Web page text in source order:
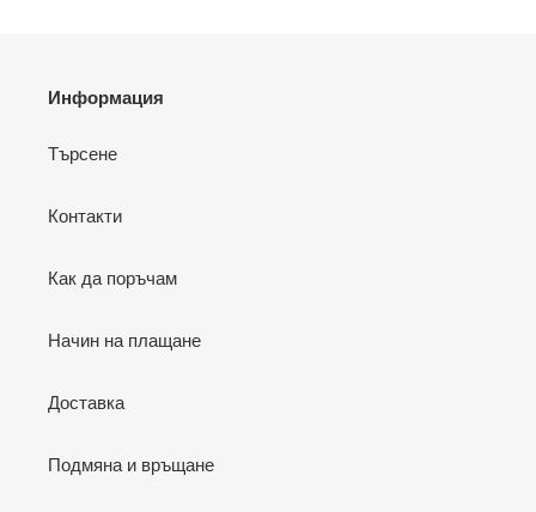
Информация
Търсене
Контакти
Как да поръчам
Начин на плащане
Доставка
Подмяна и връщане